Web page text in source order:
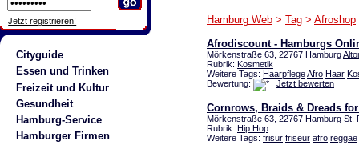
Jetzt registrieren!
Cityguide
Essen und Trinken
Freizeit und Kultur
Gesundheit
Hamburg-Service
Hamburger Firmen
Hamburg Web > Tag > Afroshop
Afrodiscount - Hamburgs
Mörkenstraße 63, 22767 Hamburg
Rubrik: Kosmetik
Weitere Tags: HaarpflegeAfro Haar
Bewertung:
Jetzt bewerten
Cornrows, Braids & Dreads
Mörkenstraße 63, 22767 Hamburg St.
Rubrik: Hip Hop
Weitere Tags: frisur friseur afro reggae